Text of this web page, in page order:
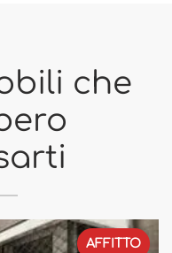
che
AFFITTO